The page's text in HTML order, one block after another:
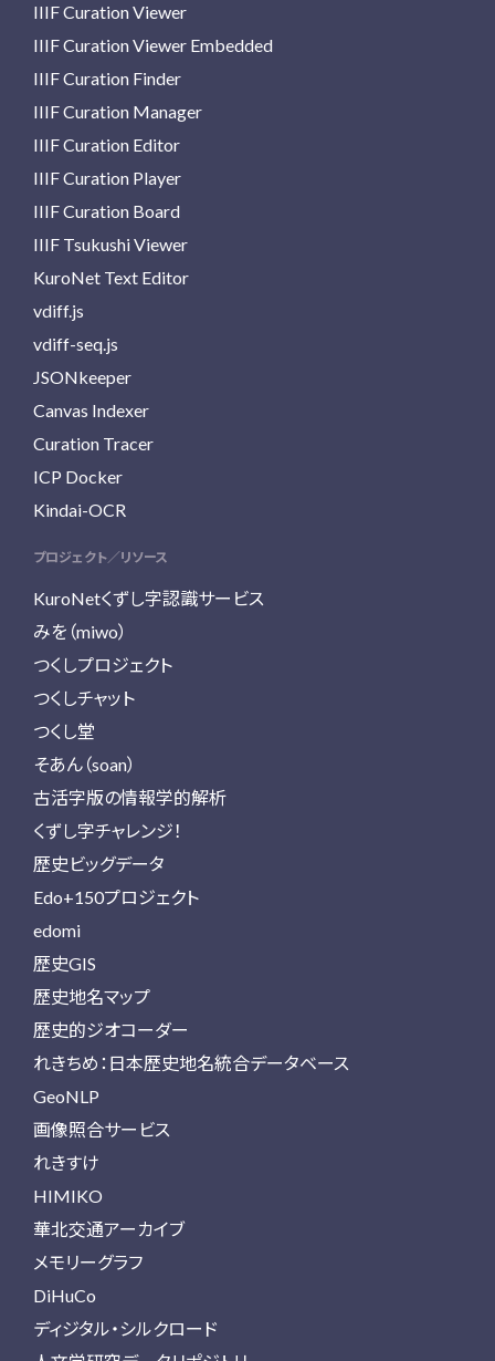
IIIF Curation Viewer
IIIF Curation Viewer Embedded
IIIF Curation Finder
IIIF Curation Manager
IIIF Curation Editor
IIIF Curation Player
IIIF Curation Board
IIIF Tsukushi Viewer
KuroNet Text Editor
vdiff.js
vdiff-seq.js
JSONkeeper
Canvas Indexer
Curation Tracer
ICP Docker
Kindai-OCR
プロジェクト／リソース
KuroNetくずし字認識サービス
みを（miwo）
つくしプロジェクト
つくしチャット
つくし堂
そあん（soan）
古活字版の情報学的解析
くずし字チャレンジ！
歴史ビッグデータ
Edo+150プロジェクト
edomi
歴史GIS
歴史地名マップ
歴史的ジオコーダー
れきちめ：日本歴史地名統合データベース
GeoNLP
画像照合サービス
れきすけ
HIMIKO
華北交通アーカイブ
メモリーグラフ
DiHuCo
ディジタル・シルクロード